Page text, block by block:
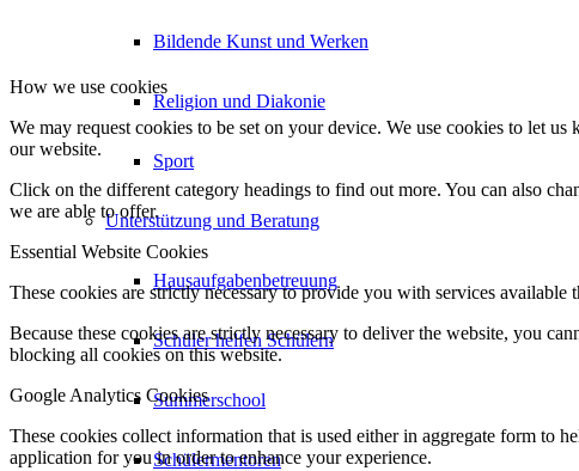
Bildende Kunst und Werken
Religion und Diakonie
Sport
Unterstützung und Beratung
Hausaufgabenbetreuung
Schüler helfen Schülern
Summerschool
Schülermentoren
How we use cookies
We may request cookies to be set on your device. We use cookies to let
our website.
Click on the different category headings to find out more. You can also
we are able to offer.
Essential Website Cookies
These cookies are strictly necessary to provide you with services available
Because these cookies are strictly necessary to deliver the website, you
blocking all cookies on this website.
Google Analytics Cookies
These cookies collect information that is used either in aggregate form to
application for you in order to enhance your experience.